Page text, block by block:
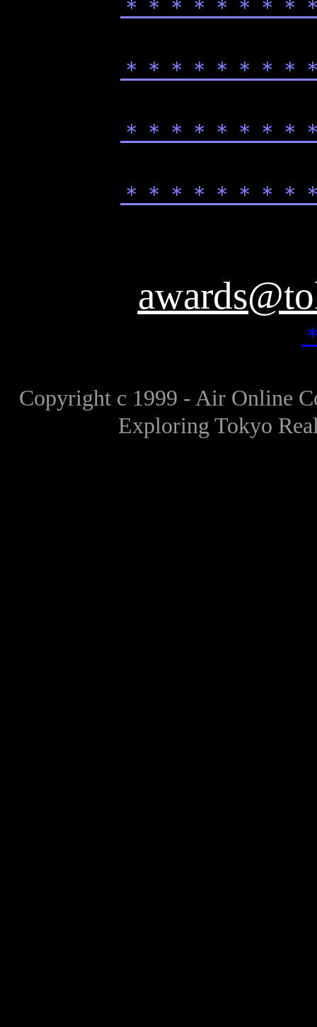
＊ ＊ ＊ ＊ ＊ ＊ ＊ ＊
＊ ＊ ＊ ＊ ＊ ＊ ＊ ＊
＊ ＊ ＊ ＊ ＊ ＊ ＊ ＊
＊ ＊ ＊ ＊ ＊ ＊ ＊ ＊
Copyright c 1999 - Air Online
Exploring Tokyo